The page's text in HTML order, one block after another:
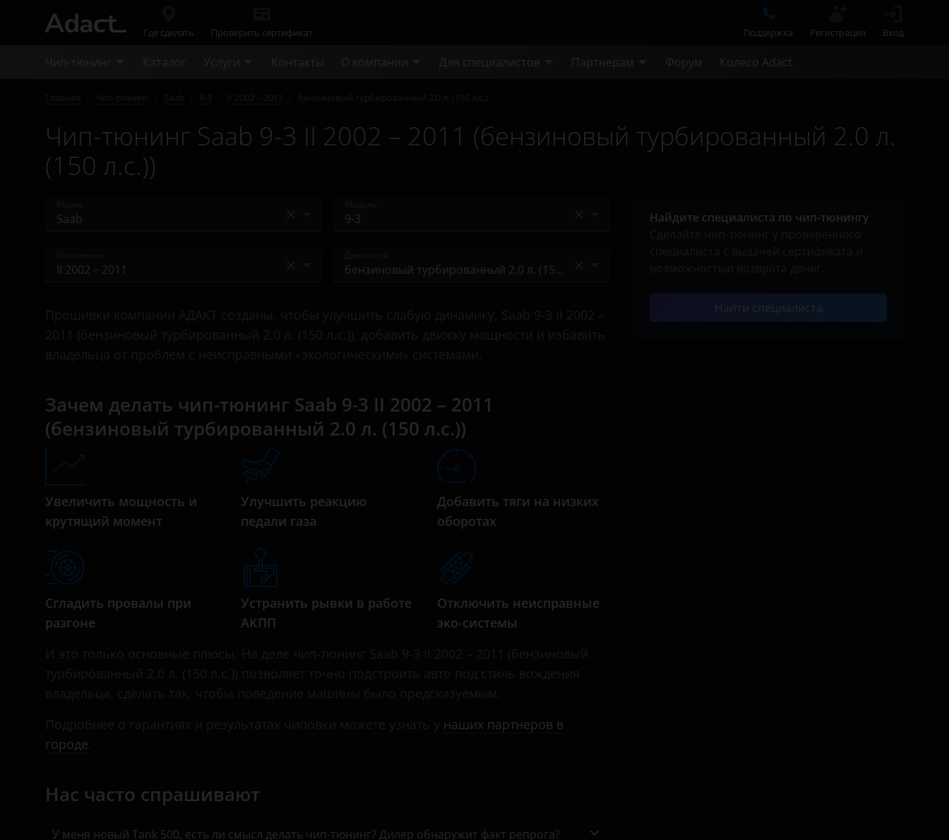
Где сделать Проверить сертификат Поддержка Регистрация Вход
Каталог Услуги Контакты О компании Для специалистов Партнерам Форум Колесо Adact
Чип-тюнинг Saab 9-3 II 2002 – 2011 (бензиновый турбированный 2.0 л.
(150 л.с.))
Alfa Romeo
Brilliance
Cadillac
Changan
Chery
Chevrolet
Chrysler
Citroen
Dongfeng (DFM)
бензиновый турбированный 2.0 л. (210 л.с.)
бензиновый турбированный 2.8 л. (250 л.с.)
бензиновый турбированный 2.8 л. (256 л.с.)
бензиновый турбированный 2.8 л. (280 л.с.)
Зачем делать чип-тюнинг Saab 9-3 II 2002 – 2011
(бензиновый турбированный 2.0 л. (150 л.с.))
Увеличить мощность и
крутящий момент
Улучшить реакцию
педали газа
Добавить тяги на низких
оборотах
Сгладить провалы при
разгоне
Устранить рывки в работе
АКПП
Отключить неисправные
эко-системы
наших партнеров в
городе
Нас часто спрашивают
У меня новый Tank 500, есть ли смысл делать чип-тюнинг? Дилер обнаружит факт репрога?
Найдите специалиста по чип-тюнингу
Найти специалиста